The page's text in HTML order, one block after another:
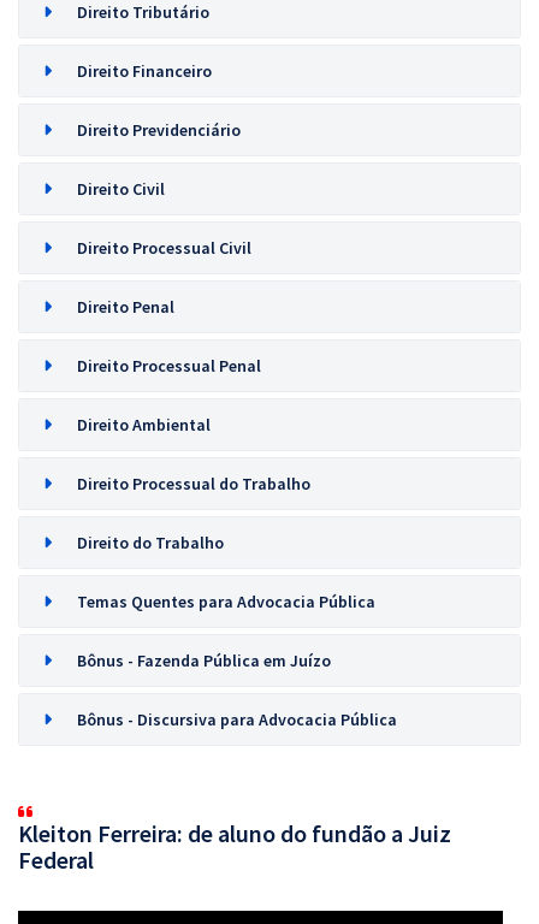
Direito Tributário
Direito Financeiro
Direito Previdenciário
Direito Civil
Direito Processual Civil
Direito Penal
Direito Processual Penal
Direito Ambiental
Direito Processual do Trabalho
Direito do Trabalho
Temas Quentes para Advocacia Pública
Bônus - Fazenda Pública em Juízo
Bônus - Discursiva para Advocacia Pública
Kleiton Ferreira: de aluno do fundão a Juiz
Federal